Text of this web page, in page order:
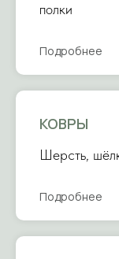
полки
Подробнее
КОВРЫ
Шерсть,
Подробнее